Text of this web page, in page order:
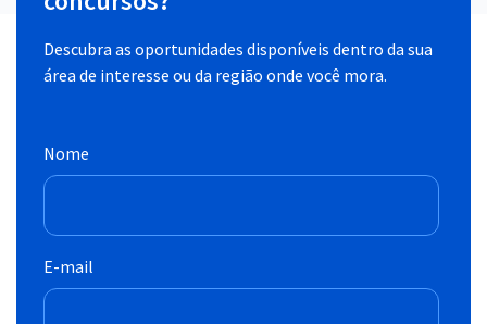
Descubra as oportunidades disponíveis dentro da sua
área de interesse ou da região onde você mora.
Nome
E-mail